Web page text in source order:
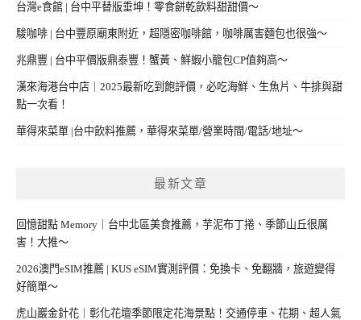
台灣e食館 | 台中平替版垂坤！零食餅乾飲料甜甜價～
駿咖啡 | 台中豐原廟東附近，超隱密咖啡館，咖啡厲害麵包也很強～
兆鼎豐 | 台中平價版鼎泰豐！蟹黃、鮮蝦小籠包CP值夠高～
漢來海港台中店｜2025最新吃到飽評價，必吃海鮮、生魚片、牛排與甜
點一次看！
華得來菜單 |台中飲料推薦，華得來菜單/營業時間/電話/地址～
最新文章
回憶甜點 Memory｜台中北區美食推薦，芋泥布丁捲、季節山丘很厲
害！大推～
2026澳門eSIM推薦 | KUS eSIM實測評價：免換卡、免翻牆，旅遊變得
好簡單～
虎山巖金針花｜彰化花壇季節限定花海景點！交通停車、花期、超人氣